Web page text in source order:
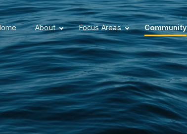
About Focus Areas Community